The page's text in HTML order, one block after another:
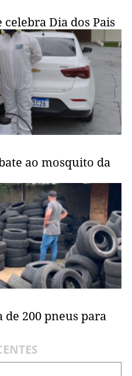
Dia dos Pais
ao mosquito da
de 200 pneus para